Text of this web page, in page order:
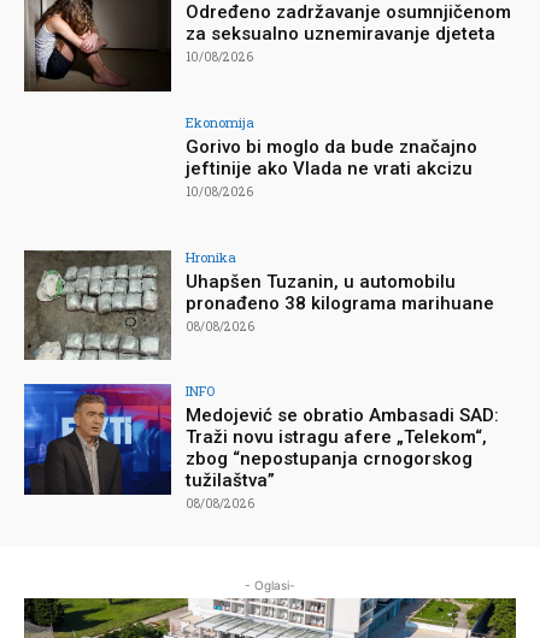
Određeno zadržavanje osumnjičenom
za seksualno uznemiravanje djeteta
10/08/2026
Ekonomija
Gorivo bi moglo da bude značajno
jeftinije ako Vlada ne vrati akcizu
10/08/2026
Hronika
Uhapšen Tuzanin, u automobilu
pronađeno 38 kilograma marihuane
08/08/2026
INFO
Medojević se obratio Ambasadi SAD:
Traži novu istragu afere „Telekom“,
zbog “nepostupanja crnogorskog
tužilaštva”
08/08/2026
- Oglasi-